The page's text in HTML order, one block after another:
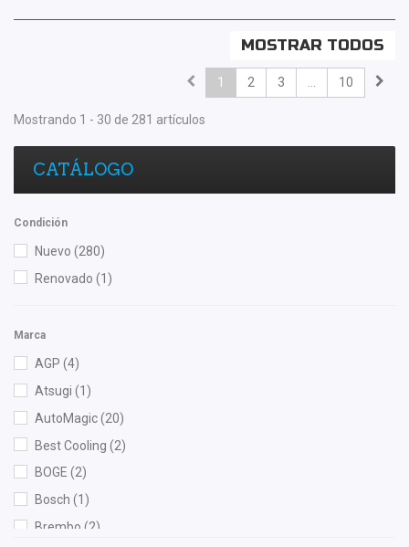
MOSTRAR TODOS
1 2 3 10
Mostrando 1 - 30 de 281 artículos
CATÁLOGO
Condición
Nuevo (280)
Renovado (1)
Marca
AGP (4)
Atsugi (1)
AutoMagic(20)
Best Cooling (2)
BOGE (2)
Bosch (1)
Brembo (2)